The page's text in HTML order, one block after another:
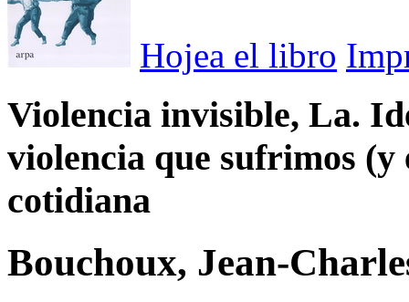
Hojea el libro
Violencia invisible, La.
violencia que sufrimos (y
cotidiana
Bouchoux, Jean-